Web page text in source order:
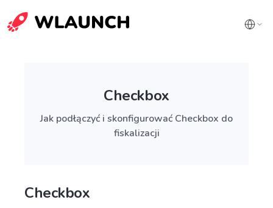
Checkbox
Jak podłączyć i skonfigurować Checkbox do
fiskalizacji
Checkbox